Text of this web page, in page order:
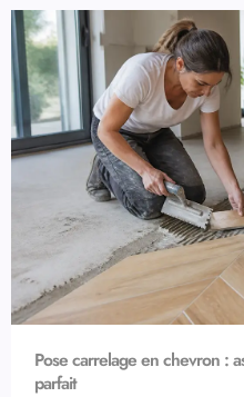
Pose carrelage en chevron :
parfait